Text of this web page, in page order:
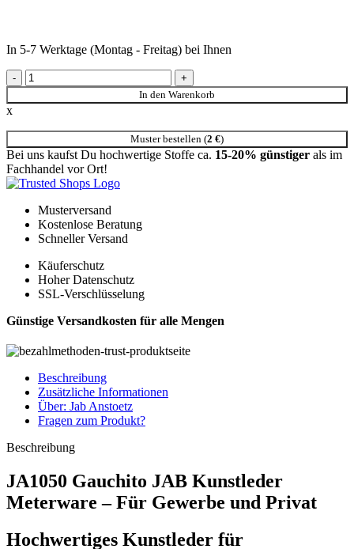
In 5-7 Werktage (Montag - Freitag) bei Ihnen
JA1050-082 Gauchito Jab Anstoetz Kunstleder Meterware lila
Menge
In den Warenkorb
x
Muster bestellen (2 €)
Bei uns kaufst Du hochwertige Stoffe ca. 15-20% günstiger als im
Fachhandel vor Ort!
Musterversand
Kostenlose Beratung
Schneller Versand
Käuferschutz
Hoher Datenschutz
SSL-Verschlüsselung
Günstige Versandkosten für alle Mengen
Beschreibung
Zusätzliche Informationen
Über: Jab Anstoetz
Fragen zum Produkt?
Beschreibung
JA1050 Gauchito JAB Kunstleder
Meterware – Für Gewerbe und Privat
Hochwertiges Kunstleder für